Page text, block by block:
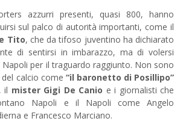
azzurri presenti, quasi 800, hanno
sul palco di autorità importanti, come il
Tito, che da tifoso juventino ha dichiarato
di sentirsi in imbarazzo, ma di volersi
per il traguardo raggiunto. Non sono
calcio come “il baronetto di Posillipo”
, il mister Gigi De Canio e i giornalisti che
Napoli e il Napoli come Angelo
e Francesco Marciano.